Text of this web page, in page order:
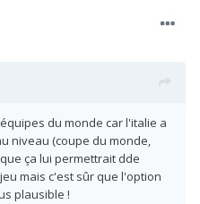
du monde car l'italie a
niveau (coupe du monde,
ça lui permettrait dde
mais c'est sûr que l'option
plausible !